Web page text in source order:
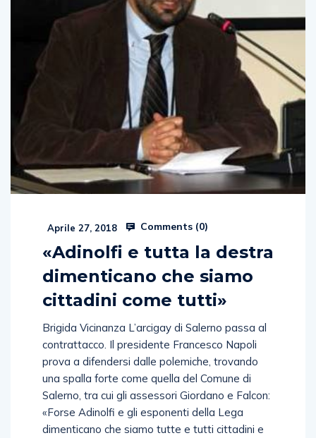
Aprile 27, 2018 Comments (0)
«Adinolfi e tutta la destra
dimenticano che siamo
cittadini come tutti»
Brigida Vicinanza L’arcigay di Salerno passa al
contrattacco. Il presidente Francesco Napoli
prova a difendersi dalle polemiche, trovando
una spalla forte come quella del Comune di
Salerno, tra cui gli assessori Giordano e Falcon:
«Forse Adinolfi e gli esponenti della Lega
dimenticano che siamo tutte e tutti cittadini e